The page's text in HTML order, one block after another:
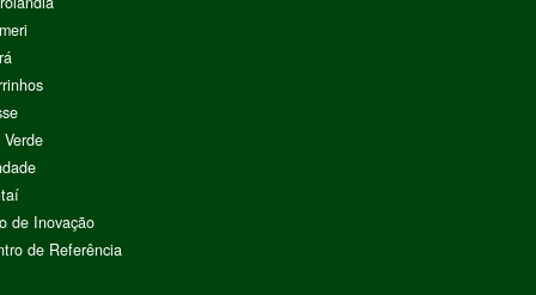
de Inovação
de Referência